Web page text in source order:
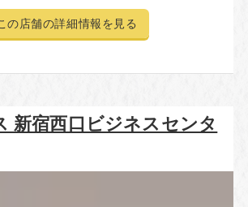
の店舗の詳細情報を見る
新宿西口ビジネスセンタ